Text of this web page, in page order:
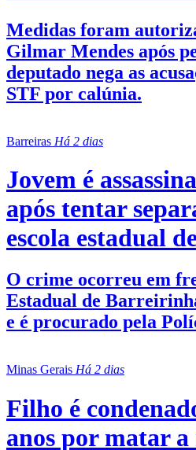
Medidas foram
Gilmar Mendes após
deputado nega as
STF por calúnia.
Barreiras Há 2 dias
Jovem é
após tentar
escola estadual
O crime ocorreu em
Estadual de
e é procurado pela
Minas Gerais Há 2 dias
Filho é
anos por matar a